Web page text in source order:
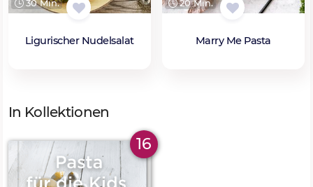
30 Min.
Ligurischer Nudelsalat
20 Min.
Marry Me Pasta
In Kollektionen
16